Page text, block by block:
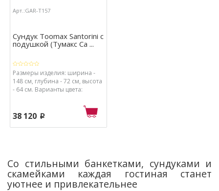
Арт.:GAR-T157
Сундук Toomax Santorini с
подушкой (Тумакс Са ...
Размеры изделия: ширина -
148 см, глубина - 72 см, высота
- 64 см. Варианты цвета:
38 120 p
Со стильными банкетками, сундуками и
скамейками каждая гостиная станет
уютнее и привлекательнее